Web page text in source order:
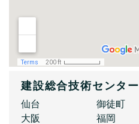
建設総合技術センター
仙台 御徒町
大阪
福岡